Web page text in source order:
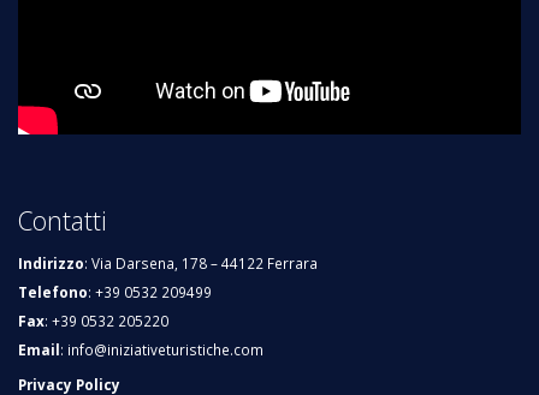
Contatti
Indirizzo: Via Darsena, 178 – 44122 Ferrara
Telefono: +39 0532 209499
Fax: +39 0532 205220
Email: info@iniziativeturistiche.com
Privacy Policy